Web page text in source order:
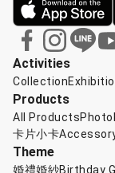
Activities
Collection
Products
All Products
卡片小卡
Theme
婚禮婚紗Birthday